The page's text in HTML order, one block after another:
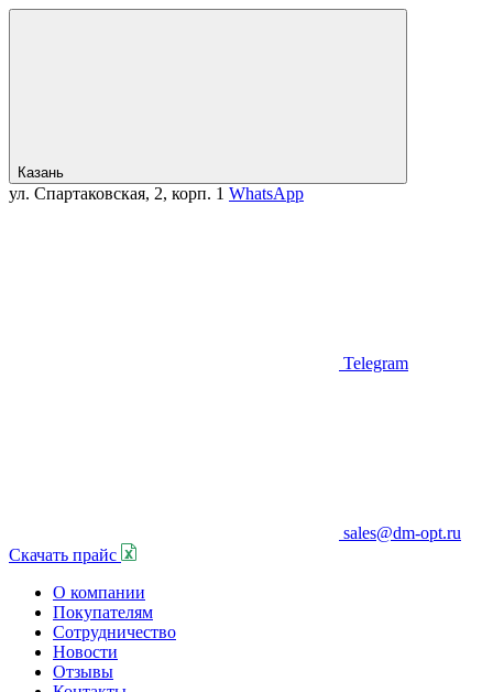
Казань
ул. Спартаковская, 2, корп. 1 WhatsApp
Telegram
sales@dm-opt.ru
Скачать прайс
О компании
Покупателям
Сотрудничество
Новости
Отзывы